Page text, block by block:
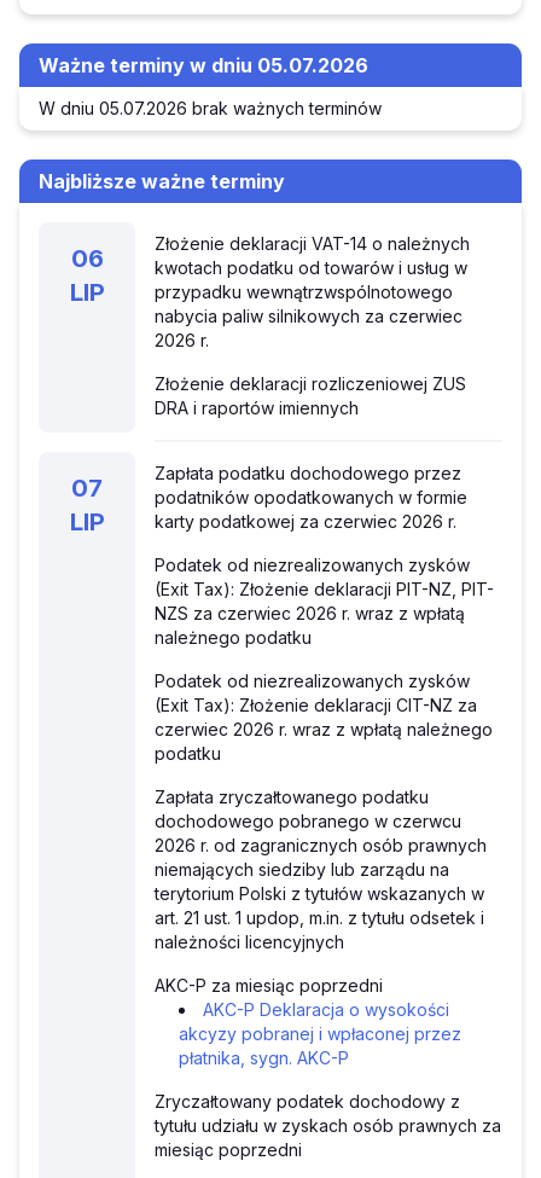
Ważne terminy w dniu 05.07.2026
W dniu 05.07.2026 brak ważnych terminów
Najbliższe ważne terminy
06
LIP
Złożenie deklaracji VAT-14 o należnych
kwotach podatku od towarów i usług w
przypadku wewnątrzwspólnotowego
nabycia paliw silnikowych za czerwiec
2026 r.
Złożenie deklaracji rozliczeniowej ZUS
DRA i raportów imiennych
07
LIP
Zapłata podatku dochodowego przez
podatników opodatkowanych w formie
karty podatkowej za czerwiec 2026 r.
Podatek od niezrealizowanych zysków
(Exit Tax): Złożenie deklaracji PIT-NZ, PIT-
NZS za czerwiec 2026 r. wraz z wpłatą
należnego podatku
Podatek od niezrealizowanych zysków
(Exit Tax): Złożenie deklaracji CIT-NZ za
czerwiec 2026 r. wraz z wpłatą należnego
podatku
Zapłata zryczałtowanego podatku
dochodowego pobranego w czerwcu
2026 r. od zagranicznych osób prawnych
niemających siedziby lub zarządu na
terytorium Polski z tytułów wskazanych w
art. 21 ust. 1 updop, m.in. z tytułu odsetek i
należności licencyjnych
AKC-P za miesiąc poprzedni
AKC-P Deklaracja o wysokości
akcyzy pobranej i wpłaconej przez
płatnika, sygn. AKC-P
Zryczałtowany podatek dochodowy z
tytułu udziału w zyskach osób prawnych za
miesiąc poprzedni